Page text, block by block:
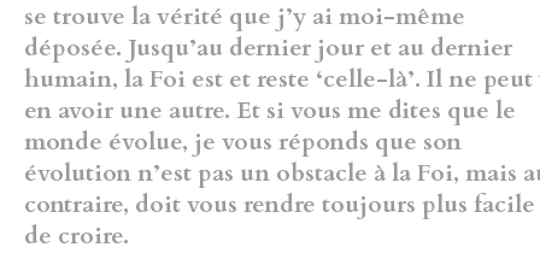
se trouve la vérité que j’y ai moi-même
déposée. Jusqu’au dernier jour et au dernier
humain, la Foi est et reste ‘celle-là’. Il ne peut
en avoir une autre. Et si vous me dites que le
monde évolue, je vous réponds que son
évolution n’est pas un obstacle à la Foi, mais
contraire, doit vous rendre toujours plus facile
de croire.